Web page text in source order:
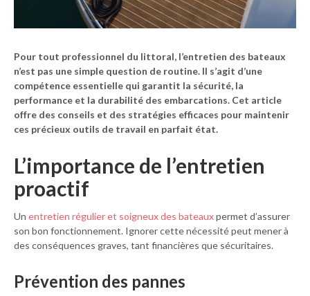
Pour tout professionnel du littoral, l’entretien des bateaux
n’est pas une simple question de routine. Il s’agit d’une
compétence essentielle qui garantit la sécurité, la
performance et la durabilité des embarcations. Cet article
offre des conseils et des stratégies efficaces pour maintenir
ces précieux outils de travail en parfait état.
L’importance de l’entretien
proactif
Un entretien régulier et soigneux des bateauxpermet d’assurer
son bon fonctionnement. Ignorer cette nécessité peut mener à
des conséquences graves, tant financières que sécuritaires.
Prévention des pannes